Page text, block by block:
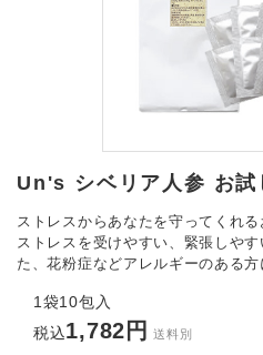
Un's シベリア人参 お試
ストレスからあなたを守ってくれる
ストレスを受けやすい、緊張しや
た、花粉症などアレルギーのある方
1袋10包入
税込1,782円 送料別